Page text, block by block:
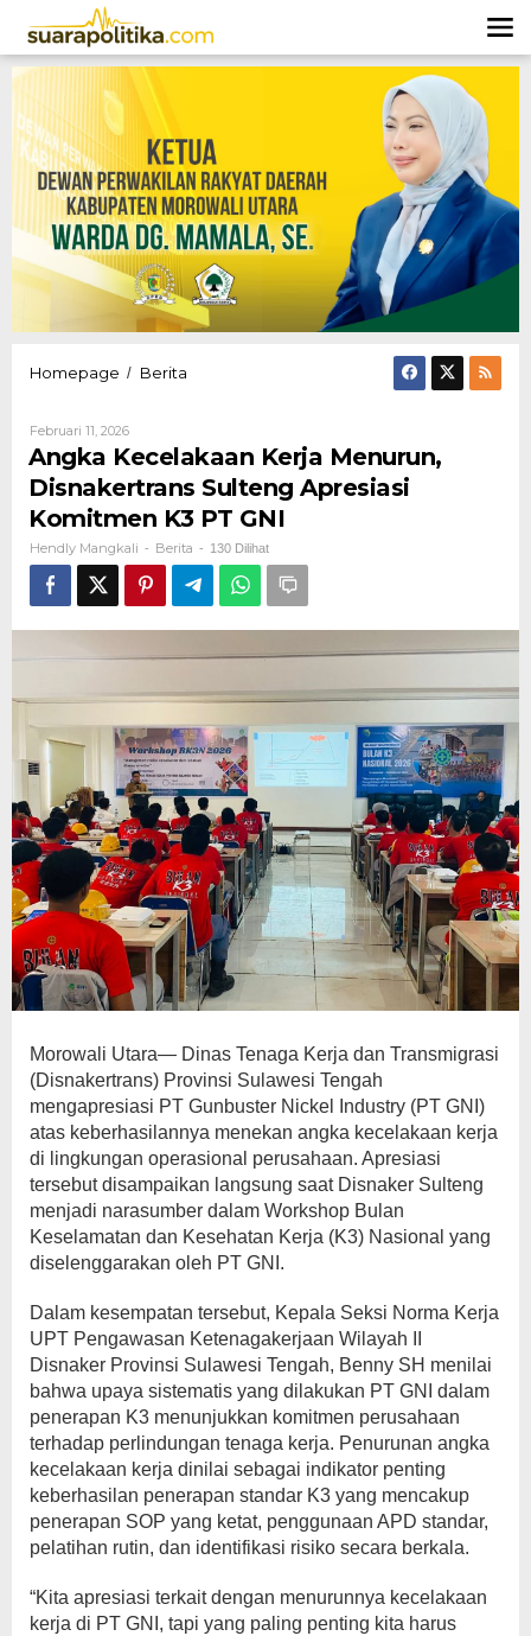
konten
Homepage / Berita
Disnakertrans
Sulteng
Apresiasi
Komitmen
K3
PT
GNI
Februari 11, 2026Oleh
Hendly
Mangkali
Angka Kecelakaan Kerja Menurun,
Disnakertrans Sulteng Apresiasi
Komitmen K3 PT GNI
Hendly Mangkali - Berita - 130 Dilihat
Morowali Utara— Dinas Tenaga Kerja dan Transmigrasi
(Disnakertrans) Provinsi Sulawesi Tengah
mengapresiasi PT Gunbuster Nickel Industry (PT GNI)
atas keberhasilannya menekan angka kecelakaan kerja
di lingkungan operasional perusahaan. Apresiasi
tersebut disampaikan langsung saat Disnaker Sulteng
menjadi narasumber dalam Workshop Bulan
Keselamatan dan Kesehatan Kerja (K3) Nasional yang
diselenggarakan oleh PT GNI.
Dalam kesempatan tersebut, Kepala Seksi Norma Kerja
UPT Pengawasan Ketenagakerjaan Wilayah II
Disnaker Provinsi Sulawesi Tengah, Benny SH menilai
bahwa upaya sistematis yang dilakukan PT GNI dalam
penerapan K3 menunjukkan komitmen perusahaan
terhadap perlindungan tenaga kerja. Penurunan angka
kecelakaan kerja dinilai sebagai indikator penting
keberhasilan penerapan standar K3 yang mencakup
penerapan SOP yang ketat, penggunaan APD standar,
pelatihan rutin, dan identifikasi risiko secara berkala.
“Kita apresiasi terkait dengan menurunnya kecelakaan
kerja di PT GNI, tapi yang paling penting kita harus